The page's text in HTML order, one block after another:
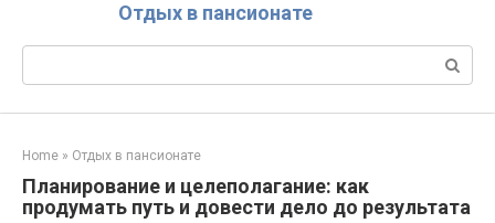
Отдых в пансионате
Search:
Home » Отдых в пансионате
Планирование и целеполагание: как
продумать путь и довести дело до результата